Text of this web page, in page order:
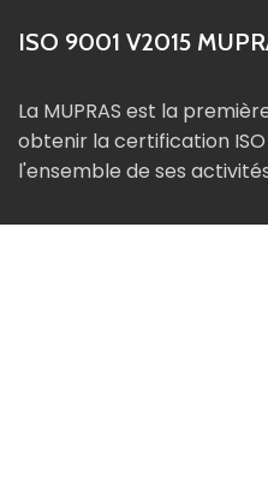
ISO 9001 V2015
La MUPRAS est la
obtenir la certification ISO
l'ensemble de ses